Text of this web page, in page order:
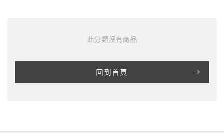
此分類沒有商品
回到首頁